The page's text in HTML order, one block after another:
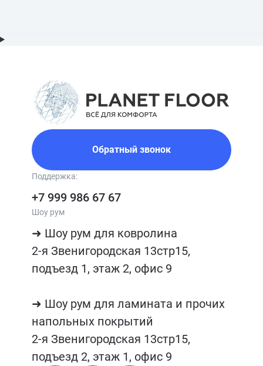
Обратный звонок
Поддержка:
+7 999 986 67 67
Шоу рум
➜ Шоу рум для ковролина
2-я Звенигородская 13стр15,
подъезд 1, этаж 2, офис 9
➜ Шоу рум для ламината и прочих
напольных покрытий
2-я Звенигородская 13стр15,
подъезд 2, этаж 1, офис 9